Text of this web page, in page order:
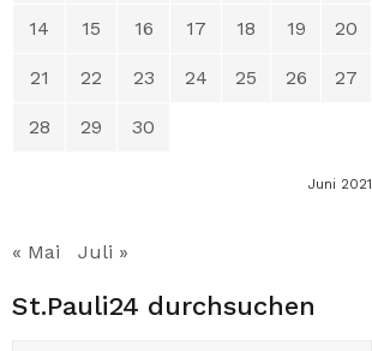
Juni 2021
14 15 16 17 18 19 20
21 22 23 24 25 26 27
28 29 30
« Mai Juli »
St.Pauli24 durchsuchen